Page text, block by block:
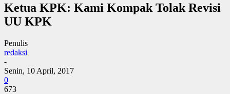
Ketua KPK: Kami Kompak Tolak Revisi
UU KPK
Penulis
redaksi
-
Senin, 10 April, 2017
0
673